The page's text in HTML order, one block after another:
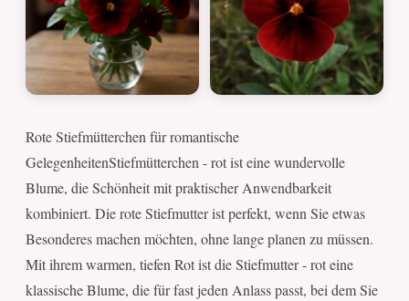
Rote Stiefmütterchen für romantische
GelegenheitenStiefmütterchen - rot ist eine wundervolle
Blume, die Schönheit mit praktischer Anwendbarkeit
kombiniert. Die rote Stiefmutter ist perfekt, wenn Sie etwas
Besonderes machen möchten, ohne lange planen zu müssen.
Mit ihrem warmen, tiefen Rot ist die Stiefmutter - rot eine
klassische Blume, die für fast jeden Anlass passt, bei dem Sie